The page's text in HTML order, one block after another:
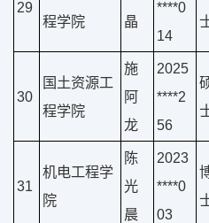
29
程学院
晶
****0
14
30
国土资源工
程学院
施
阿
龙
2025
****2
56
31
机电工程学
院
陈
光
晨
2023
****0
03